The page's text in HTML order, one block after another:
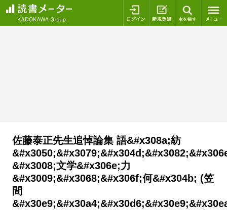
ログイン 新規登録
佐藤泰正先生追悼論集 語&#x308a;紡
&#x3008;文学&#x306e;力
&#x3009;&#x3068;&#x306f;何&#x304b; (笠
間